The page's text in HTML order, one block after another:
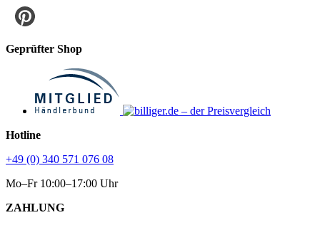
Geprüfter Shop
Hotline
+49 (0) 340 571 076 08
Mo–Fr 10:00–17:00 Uhr
ZAHLUNG